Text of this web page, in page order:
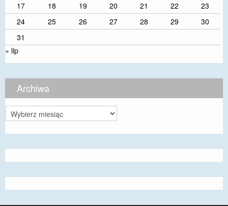
17
18 19 20 21 22
23
24
25 26 27 28 29
30
31
« lip
Archiwa
Archiwa